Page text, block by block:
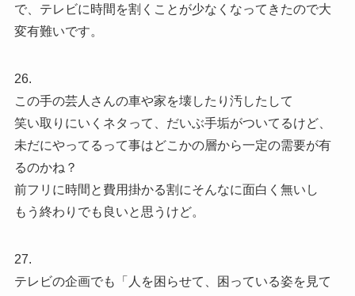
で、テレビに時間を割くことが少なくなってきたので大
変有難いです。
26.
この手の芸人さんの車や家を壊したり汚したして
笑い取りにいくネタって、だいぶ手垢がついてるけど、
未だにやってるって事はどこかの層から一定の需要が有
るのかね？
前フリに時間と費用掛かる割にそんなに面白く無いし
もう終わりでも良いと思うけど。
27.
テレビの企画でも「人を困らせて、困っている姿を見て